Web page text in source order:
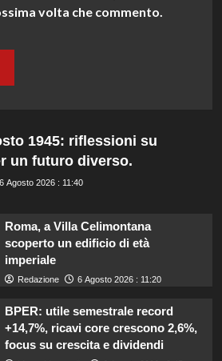
volta che commento.
1945: riflessioni su
un futuro diverso.
6 Agosto 2026 : 11:40
Roma, a Villa Celimontana
scoperto un edificio di età
imperiale
Redazione 6 Agosto 2026 : 11:20
BPER: utile semestrale record
+14,7%, ricavi core crescono 2,6%,
focus su crescita e dividendi